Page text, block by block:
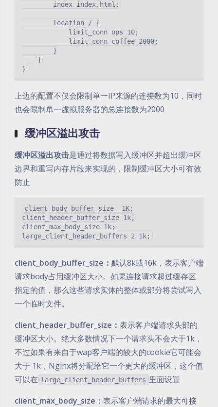
        index index.html;
        location / {
            limit_conn ops 10;
            limit_conn coffee 2000;
        }
    }
上边的配置不仅会限制单一IP来源的连接数为10，同时
也会限制单一虚拟服务器的总连接数为2000
缓冲区溢出攻击
缓冲区溢出攻击是通过将数据写入缓冲区并超出缓冲区
边界和重写内存片段来实现的，限制缓冲区大小可有效
防止
client_body_buffer_size  1K;
client_header_buffer_size 1k;
client_max_body_size 1k;
client_body_buffer_size： 默认8k或16k，表示客户端
请求body占用缓冲区大小。如果连接请求超过缓存区
指定的值，那么这些请求实体的整体或部分将尝试写入
一个临时文件。
client_header_buffer_size： 表示客户端请求头部的
缓冲区大小。绝大多数情况下一个请求头不会大于1k，
不过如果有来自于wap客户端的较大的cookie它可能会
大于 1k，Nginx将分配给它一个更大的缓冲区，这个值
可以在 large_client_header_buffers 里面设置
client_max_body_size： 表示客户端请求的最大可接